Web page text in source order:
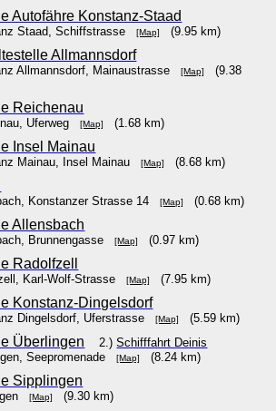
Autofähre Konstanz-Staad
Staad, Schiffstrasse[Map] (9.95 km)
Allmannsdorf
Allmannsdorf, Mainaustrasse[Map]
(9.38
Reichenau
Uferweg[Map] (1.68 km)
Insel Mainau
Mainau, Insel Mainau[Map] (8.68 km)
Konstanzer Strasse 14[Map] (0.68 km)
Allensbach
Brunnengasse[Map] (0.97 km)
Radolfzell
Karl-Wolf-Strasse[Map] (7.95 km)
Konstanz-Dingelsdorf
Dingelsdorf, Uferstrasse[Map] (5.59 km)
Überlingen 2.)Schifffahrt Deinis
Seepromenade[Map] (8.24 km)
Sipplingen
[Map] (9.30 km)